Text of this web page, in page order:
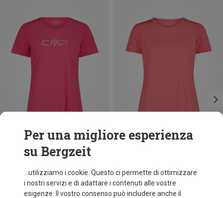
Risparmi 34%
CMP
Maglietta funzionale donna
9,95 €
Per una migliore esperienza
su Bergzeit
...utilizziamo i cookie. Questo ci permette di ottimizzare
i nostri servizi e di adattare i contenuti alle vostre
esigenze. Il vostro consenso può includere anche il